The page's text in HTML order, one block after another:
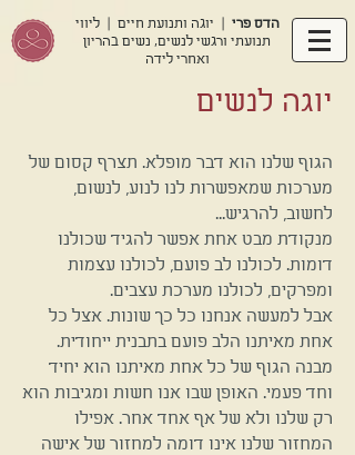
הדס פרי | יוגה ותנועת חיים | ליווי
תנועתי ורגשי לנשים, נשים בהריון
ואחרי לידה
יוגה לנשים
הגוף שלנו הוא דבר מופלא. תצרף קסום של
מערכות שמאפשרות לנו לנוע, לנשום,
לחשוב, להרגיש...
מנקודת מבט אחת אפשר להגיד שכולנו
דומות. לכולנו לב פועם, לכולנו עצמות
ומפרקים, לכולנו מערכת עצבים.
אבל למעשה אנחנו כל כך שונות. אצל כל
אחת מאיתנו הלב פועם בתבנית ייחודית.
מבנה הגוף של כל אחת מאיתנו הוא יחיד
וחד פעמי. האופן שבו אנו חשות ומגיבות הוא
רק שלנו ולא של אף אחד אחר. אפילו
המחזור שלנו אינו דומה למחזור של אישה